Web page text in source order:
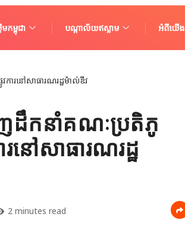
កម្ពុជា បណ្តាល័យឥស្លាម អំពីយើង
ដឹកនាំគណៈប្រតិភូ
នៅសាធារណរដ្ឋ
2 minutes read